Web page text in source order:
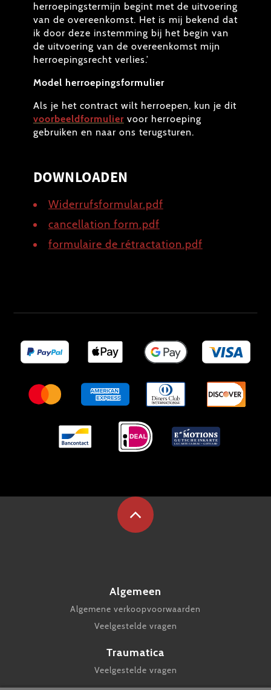
herroepingstermijn begint met de uitvoering
van de overeenkomst. Het is mij bekend dat
ik door deze instemming bij het begin van
de uitvoering van de overeenkomst mijn
herroepingsrecht verlies.’
Model herroepingsformulier
Als je het contract wilt herroepen, kun je dit
voorbeeldformuliervoor herroeping
gebruiken en naar ons terugsturen.
DOWNLOADEN
Widerrufsformular.pdf
cancellation form.pdf
formulaire de rétractation.pdf
Algemeen
Algemene verkoopvoorwaarden
Veelgestelde vragen
Traumatica
Veelgestelde vragen